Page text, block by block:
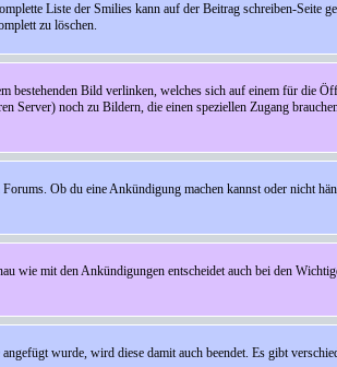
Liste der Smilies kann auf der Beitrag schreiben-Seite
zu löschen.
Bild verlinken, welches sich auf einem für die
Server) noch zu Bildern, die einen speziellen Zugang
Ob du eine Ankündigung machen kannst oder nicht
wie mit den Ankündigungen entscheidet auch bei den
wurde, wird diese damit auch beendet. Es gibt